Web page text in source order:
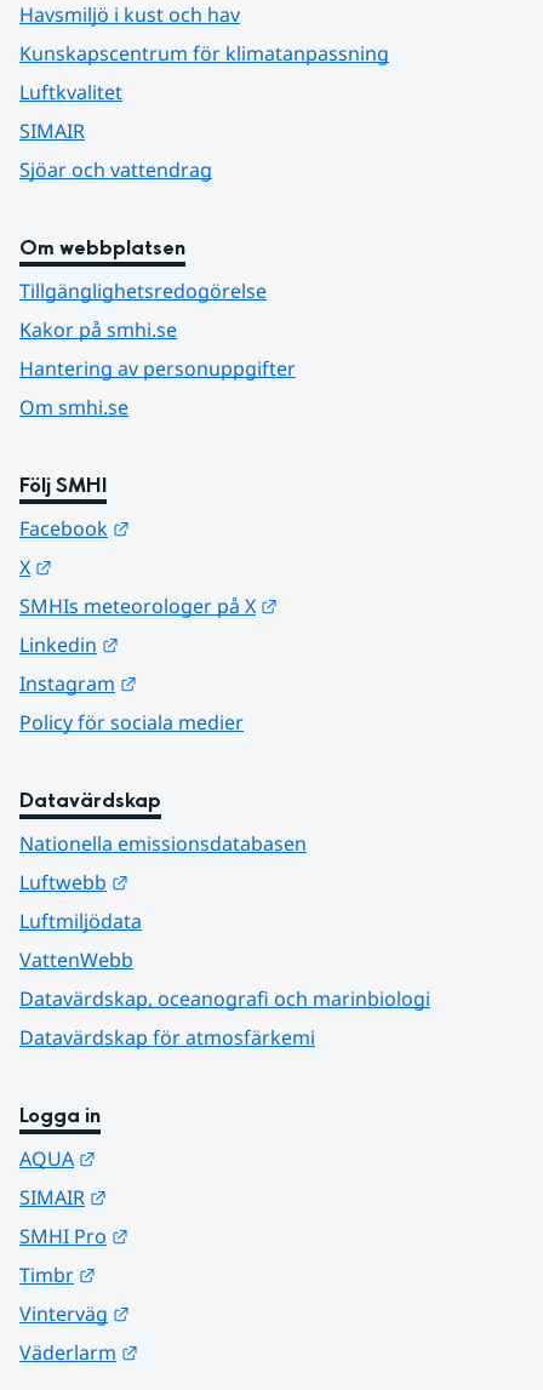
Havsmiljö i kust och hav
Kunskapscentrum för klimatanpassning
Luftkvalitet
SIMAIR
Sjöar och vattendrag
Om webbplatsen
Tillgänglighetsredogörelse
Kakor på smhi.se
Hantering av personuppgifter
Om smhi.se
Följ SMHI
Facebook
X
SMHIs meteorologer på X
Linkedin
Instagram
Policy för sociala medier
Datavärdskap
Nationella emissionsdatabasen
Luftwebb
Luftmiljödata
VattenWebb
Datavärdskap, oceanografi och marinbiologi
Datavärdskap för atmosfärkemi
Logga in
AQUA
SIMAIR
SMHI Pro
Timbr
Vinterväg
Väderlarm